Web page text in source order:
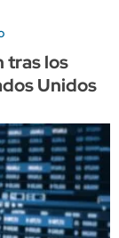
tras los
Unidos